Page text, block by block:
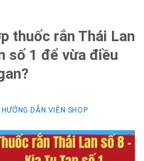
thuốc rắn Thái Lan
số 1 để vừa điều
HƯỚNG DẪN VIÊN SHOP